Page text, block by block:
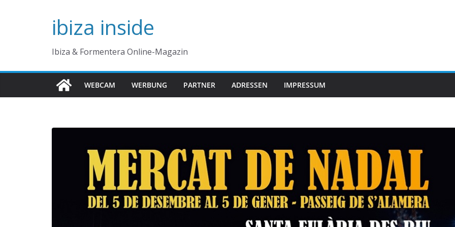
ibiza inside
Ibiza & Formentera Online-Magazin
WEBCAM WERBUNG PARTNER ADRESSEN IMPRESSUM